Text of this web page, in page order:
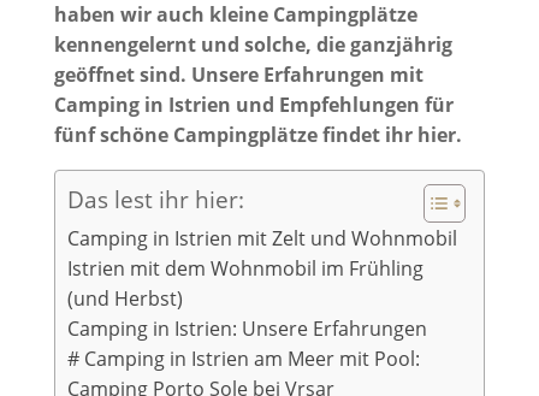
haben wir auch kleine Campingplätze
kennengelernt und solche, die ganzjährig
geöffnet sind. Unsere Erfahrungen mit
Camping in Istrien und Empfehlungen für
fünf schöne Campingplätze findet ihr hier.
Das lest ihr hier:
Camping in Istrien mit Zelt und Wohnmobil
Istrien mit dem Wohnmobil im Frühling
(und Herbst)
Camping in Istrien: Unsere Erfahrungen
# Camping in Istrien am Meer mit Pool:
Camping Porto Sole bei Vrsar